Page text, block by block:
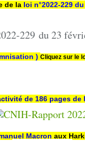
de la loi n°2022-229 du
229 du 23
) Cliquez sur le
de 186 pages de
Macron aux